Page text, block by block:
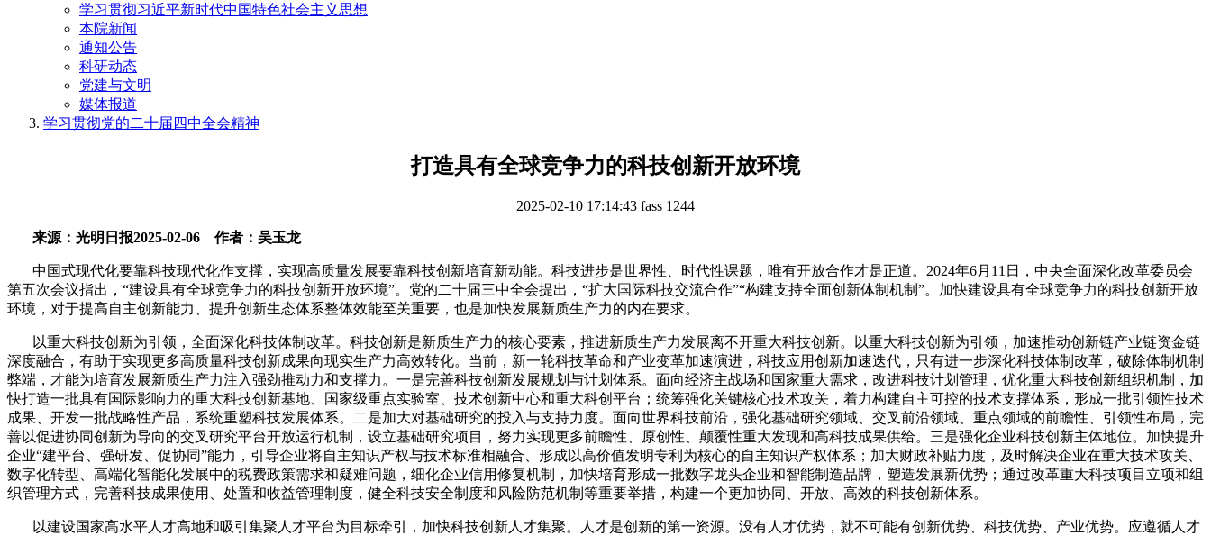
学习贯彻习近平新时代中国特色社会主义思想
本院新闻
通知公告
科研动态
党建与文明
媒体报道
学习贯彻党的二十届四中全会精神
打造具有全球竞争力的科技创新开放环境
2025-02-10 17:14:43 fass 1244
来源：光明日报2025-02-06 作者：吴玉龙
中国式现代化要靠科技现代化作支撑，实现高质量发展要靠科技创新培育新动能。科技进步是世界性、时代性课题，唯有开放合作才是正道。 2024年6月 11 日，中央全面深化改革委员会
第五次会议指出，“建设具有全球竞争力的科技创新开放环境”。党的二十届三中全会提出，“扩大国际科技交流合作”“构建支持全面创新体制机制”。加快建设具有全球竞争力的科技创新开放
环境，对于提高自主创新能力、提升创新生态体系整体效能至关重要，也是加快发展新质生产力的内在要求。
以重大科技创新为引领，全面深化科技体制改革。科技创新是新质生产力的核心要素，推进新质生产力发展离不开重大科技创新。以重大科技创新为引领，加速推动创新链产业链资金链
深度融合，有助于实现更多高质量科技创新成果向现实生产力高效转化。当前，新一轮科技革命和产业变革加速演进，科技应用创新加速迭代，只有进一步深化科技体制改革，破除体制机制
弊端，才能为培育发展新质生产力注入强劲推动力和支撑力。一是完善科技创新发展规划与计划体系。面向经济主战场和国家重大需求，改进科技计划管理，优化重大科技创新组织机制，加
快打造一批具有国际影响力的重大科技创新基地、国家级重点实验室、技术创新中心和重大科创平台；统筹强化关键核心技术攻关，着力构建自主可控的技术支撑体系，形成一批引领性技术
成果、开发一批战略性产品，系统重塑科技发展体系。二是加大对基础研究的投入与支持力度。面向世界科技前沿，强化基础研究领域、交叉前沿领域、重点领域的前瞻性、引领性布局，完
善以促进协同创新为导向的交叉研究平台开放运行机制，设立基础研究项目，努力实现更多前瞻性、原创性、颠覆性重大发现和高科技成果供给。三是强化企业科技创新主体地位。加快提升
企业“建平台、强研发、促协同”能力，引导企业将自主知识产权与技术标准相融合、形成以高价值发明专利为核心的自主知识产权体系；加大财政补贴力度，及时解决企业在重大技术攻关、
数字化转型、高端化智能化发展中的税费政策需求和疑难问题，细化企业信用修复机制，加快培育形成一批数字龙头企业和智能制造品牌，塑造发展新优势；通过改革重大科技项目立项和组
织管理方式，完善科技成果使用、处置和收益管理制度，健全科技安全制度和风险防范机制等重要举措，构建一个更加协同、开放、高效的科技创新体系。
以建设国家高水平人才高地和吸引集聚人才平台为目标牵引，加快科技创新人才集聚。人才是创新的第一资源。没有人才优势，就不可能有创新优势、科技优势、产业优势。应遵循人才